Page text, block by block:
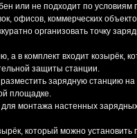
или не подходит по
офисов, коммерческих
организовать точку
а в комплект входит козырёк,
защиты станции.
зарядную станцию
площадке.
монтажа настенных
который можно установить